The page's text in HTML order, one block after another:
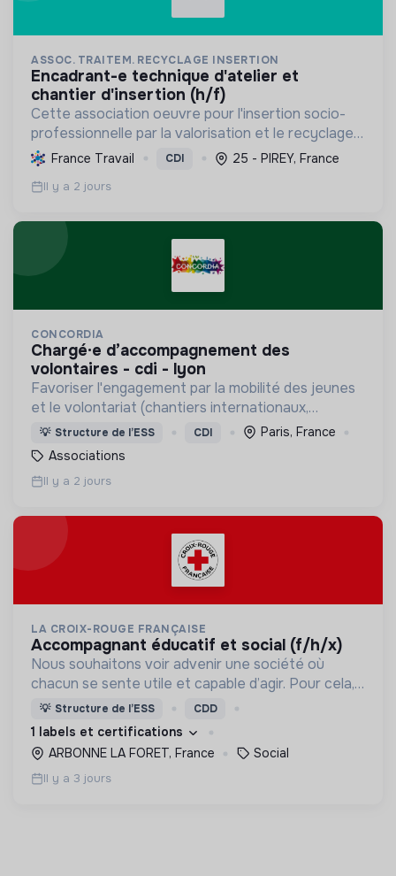
ASSOC. TRAITEM. RECYCLAGE INSERTION
encadrant-e technique d'atelier et
chantier d'insertion (h/f)
Cette association oeuvre pour l'insertion socio-
professionnelle par la valorisation et le recyclage
d'objets, le blanchissage et la sensibilisation
environnementale, promouvant l'économie
circulaire e...
France Travail CDI 25 - PIREY, France
Il y a 2 jours
CONCORDIA
chargé·e d’accompagnement des
volontaires - cdi - lyon
Favoriser l'engagement par la mobilité des jeunes
et le volontariat (chantiers internationaux,
volontariats européens, Service Civique).
💡 Structure de l’ESS CDI
Paris, France
Associations
Il y a 2 jours
LA CROIX-ROUGE FRANÇAISE
accompagnant éducatif et social (f/h/x)
Nous souhaitons voir advenir une société où
chacun se sente utile et capable d’agir. Pour cela,
nous proposons des moyens et des lieux
d’engagement innovants et adaptés à tous.
💡 Structure de l’ESS CDD
1 labels et certifications
ARBONNE LA FORET, France
Social
Il y a 3 jours